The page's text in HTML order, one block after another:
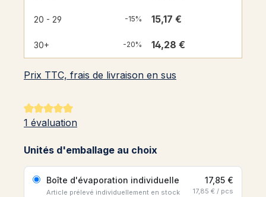
20 - 29 -15% 15,17 €
30+ -20% 14,28 €
Prix TTC, frais de livraison en sus
Note moyenne de 5 sur 5 étoiles
1 évaluation
Unités d'emballage au choix
Boîte d'évaporation individuelle
Article prélevé individuellement en stock
17,85 €
17,85 € / pcs